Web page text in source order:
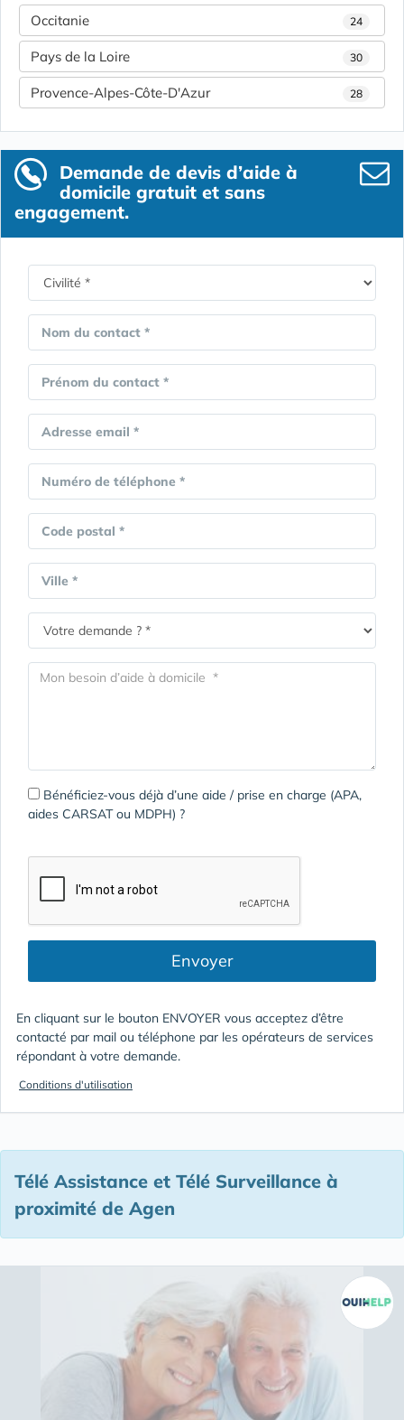
Occitanie 24
Pays de la Loire 30
Provence-Alpes-Côte-D'Azur 28
Demande de devis d’aide à
domicile gratuit et sans
engagement.
Nom du contact *
Prénom du contact *
Adresse email *
Numéro de téléphone *
Code postal *
Ville *
Bénéficiez-vous déjà d’une aide / prise en charge (APA,
aides CARSAT ou MDPH) ?
Envoyer
En cliquant sur le bouton ENVOYER vous acceptez d’être
contacté par mail ou téléphone par les opérateurs de services
répondant à votre demande.
Conditions d'utilisation
Télé Assistance et Télé Surveillance à
proximité de Agen